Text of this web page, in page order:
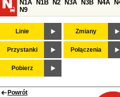
N1A
N1B N2 N3A N3B N4A
N9
Linie Zmiany
Przystanki Połączenia
Pobierz
Powrót